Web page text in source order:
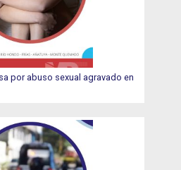
por abuso sexual agravado en